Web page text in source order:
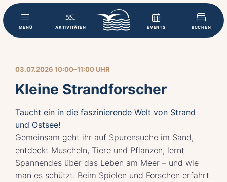
MENÜ AKTIVITÄTEN EVENTS BUCHEN
03.07.2026 10:00–11:00 UHR
Kleine Strandforscher
Taucht ein in die faszinierende Welt von Strand
und Ostsee!
Gemeinsam geht ihr auf Spurensuche im Sand,
entdeckt Muscheln, Tiere und Pflanzen, lernt
Spannendes über das Leben am Meer – und wie
man es schützt. Beim Spielen und Forschen erfahrt